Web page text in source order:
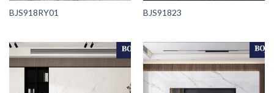
BJS918RY01 BJS91823